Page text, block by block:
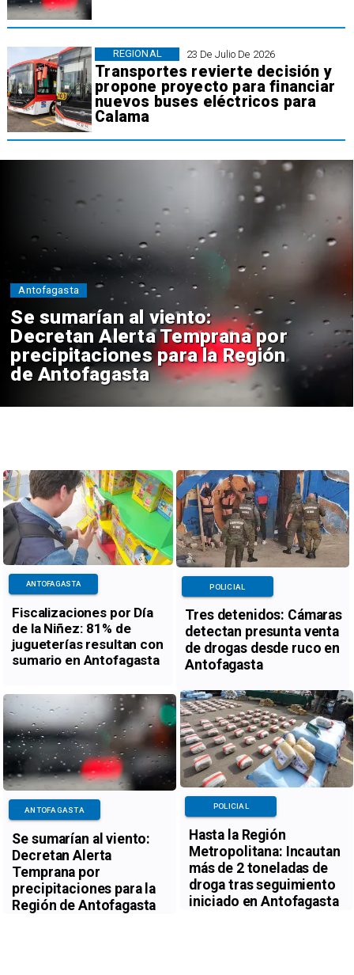
23 De Julio De 2026
Transportes revierte decisión y
propone proyecto para financiar
nuevos buses eléctricos para
Calama
REGIONAL
Se sumarían al viento:
Decretan Alerta Temprana por
precipitaciones para la Región
de Antofagasta
Antofagasta
Fiscalizaciones por Día
de la Niñez: 81% de
jugueterías resultan con
sumario en Antofagasta
ANTOFAGASTA
Tres detenidos: Cámaras
detectan presunta venta
de drogas desde ruco en
Antofagasta
POLICIAL
Se sumarían al viento:
Decretan Alerta
Temprana por
precipitaciones para la
Región de Antofagasta
ANTOFAGASTA
Hasta la Región
Metropolitana: Incautan
más de 2 toneladas de
droga tras seguimiento
iniciado en Antofagasta
POLICIAL